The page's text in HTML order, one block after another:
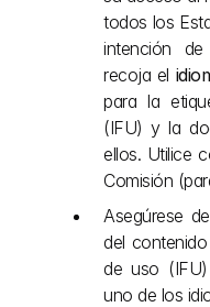
todos los
intención
recoja el
para la
(IFU) y la
ellos. Utilice
Comisión
Asegúrese
del
de uso
uno de los